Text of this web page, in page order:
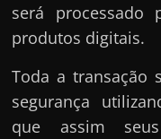
será processado
produtos digitais.
Toda a transação
segurança
que assim